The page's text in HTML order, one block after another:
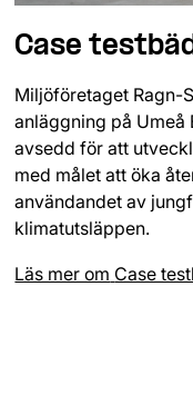
Case
Miljöföretaget Ragn-
anläggning på Umeå
avsedd för att
med målet att öka
användandet av
klimatutsläppen.
Läs mer om Case